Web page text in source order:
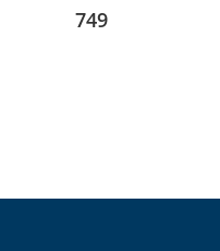
749